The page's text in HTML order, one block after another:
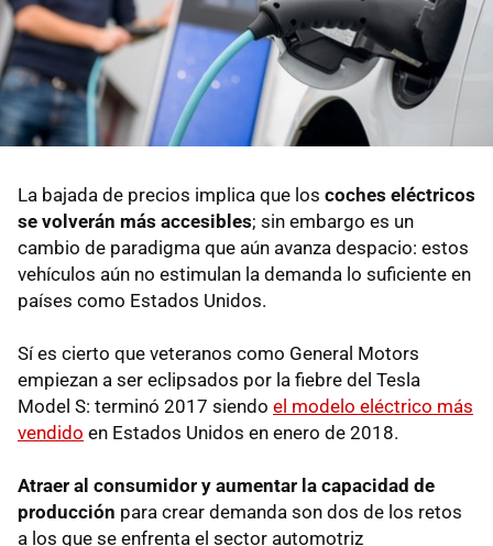
La bajada de precios implica que los coches eléctricos
se volverán más accesibles; sin embargo es un
cambio de paradigma que aún avanza despacio: estos
vehículos aún no estimulan la demanda lo suficiente en
países como Estados Unidos.
Sí es cierto que veteranos como General Motors
empiezan a ser eclipsados por la fiebre del Tesla
Model S: terminó 2017 siendo el modelo eléctrico más
vendido en Estados Unidos en enero de 2018.
Atraer al consumidor y aumentar la capacidad de
producción para crear demanda son dos de los retos
a los que se enfrenta el sector automotriz